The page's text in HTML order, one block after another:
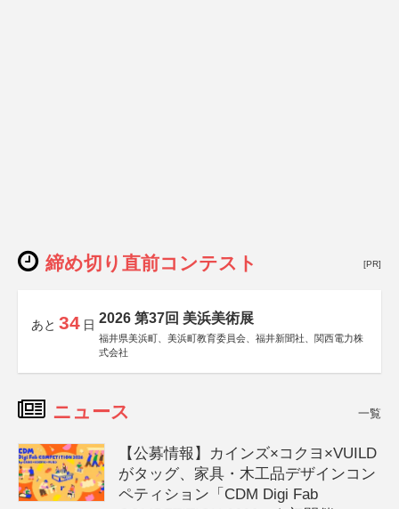
締め切り直前コンテスト [PR]
あと 34 日 2026 第37回 美浜美術展
福井県美浜町、美浜町教育委員会、福井新聞社、関西電力株
式会社
ニュース 一覧
【公募情報】カインズ×コクヨ×VUILD
がタッグ、家具・木工品デザインコン
ペティション「CDM Digi Fab